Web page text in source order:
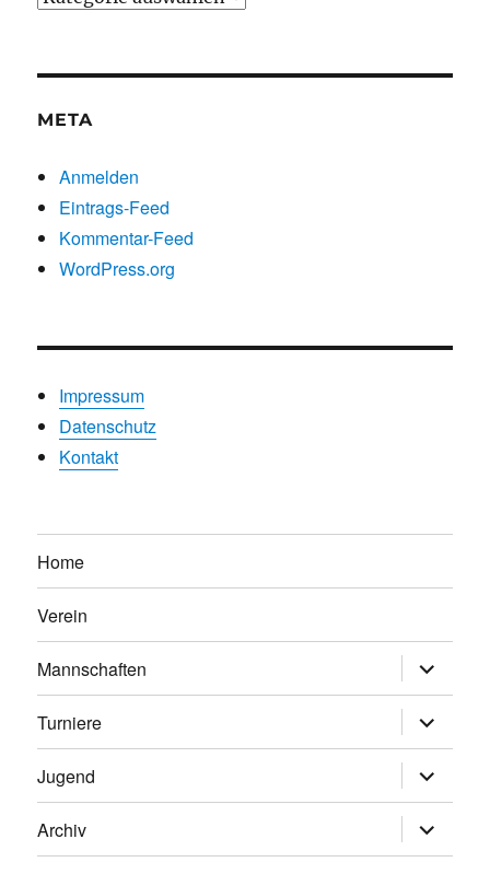
META
Anmelden
Eintrags-Feed
Kommentar-Feed
WordPress.org
Impressum
Datenschutz
Kontakt
Home
Verein
Mannschaften
anzeigen
Turniere
anzeigen
Jugend
anzeigen
Archiv
anzeigen